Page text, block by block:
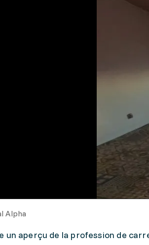
Alpha
un aperçu de la profession de